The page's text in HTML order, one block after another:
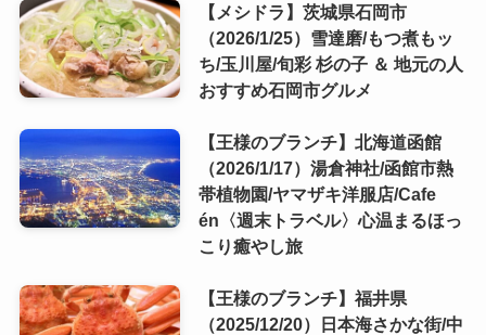
【メシドラ】茨城県石岡市
（2026/1/25）雪達磨/もつ煮もッ
ち/玉川屋/旬彩 杉の子 ＆ 地元の人
おすすめ石岡市グルメ
【王様のブランチ】北海道函館
（2026/1/17）湯倉神社/函館市熱
帯植物園/ヤマザキ洋服店/Cafe
én〈週末トラベル〉心温まるほっ
こり癒やし旅
【王様のブランチ】福井県
（2025/12/20）日本海さかな街/中